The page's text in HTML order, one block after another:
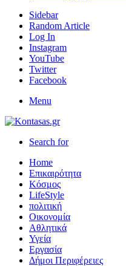
Sidebar
Random Article
Log In
Instagram
YouTube
Twitter
Facebook
Menu
Search for
Home
Επικαιρότητα
Κόσμος
LifeStyle
πολιτική
Οικονομία
Αθλητικά
Υγεία
Εργασία
Δήμοι Περιφέρειες